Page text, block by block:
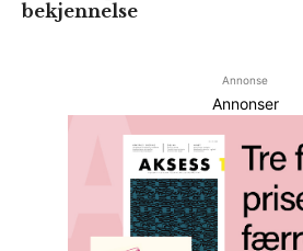
bekjennelse
Annonse
Annonser